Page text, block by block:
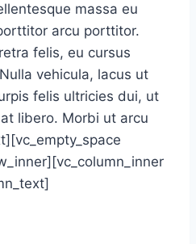
massa eu
arcu porttitor.
felis, eu cursus
vehicula, lacus ut
felis ultricies dui, ut
libero. Morbi ut arcu